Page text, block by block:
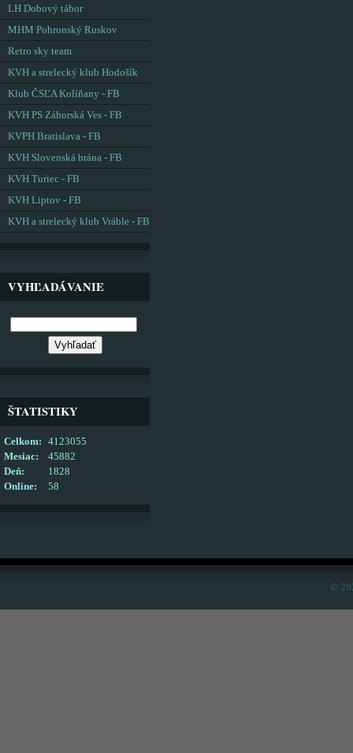
LH Dobový tábor
MHM Pohronský Ruskov
Retro sky team
KVH a strelecký klub Hodošík
Klub ČSĽA Kolíňany - FB
KVH PS Záhorská Ves - FB
KVPH Bratislava - FB
KVH Slovenská brána - FB
KVH Turiec - FB
KVH Liptov - FB
KVH a strelecký klub Vráble - FB
VYHĽADÁVANIE
ŠTATISTIKY
Online: 58
Celkom:
4123055
Mesiac:
45882
Deň:
1828
©